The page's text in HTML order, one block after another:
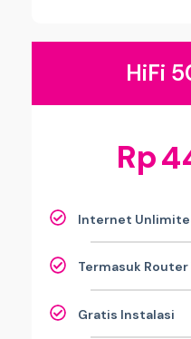
HiFi
Rp
Internet
Termasuk Router
Gratis Instalasi